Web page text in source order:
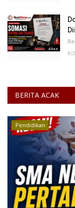
BERITA ACAK
Pendidikan